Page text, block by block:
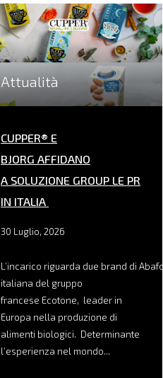
Attualità
CUPPER® E
BJORG AFFIDANO
A SOLUZIONE GROUP LE PR
IN ITALIA
30 Luglio, 2026
L’incarico riguarda due brand di
italiana del gruppo
francese Ecotone, leader in
Europa nella produzione di
alimenti biologici. Determinante
l’esperienza nel mondo...